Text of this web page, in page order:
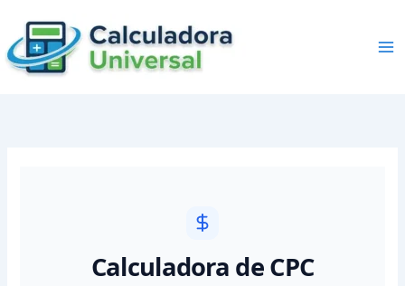
content
Calculadora de CPC